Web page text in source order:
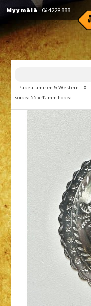
Myymälä 06 4229 888
Pukeutuminen & Western »
soikea 55 x 42 mm hopea